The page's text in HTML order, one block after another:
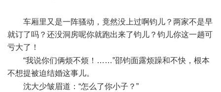
车厢里又是一阵骚动，竟然没上过啊钧儿？两家不是早
就订了吗？还没洞房呢你就跑出来了钧儿？钧儿你这一趟可
亏大了！
“我说你们俩烦不烦！……”邵钧面露烦躁和不快，根本
不想提被迫结婚这事儿。
沈大少皱眉道：“怎么了你小子？”